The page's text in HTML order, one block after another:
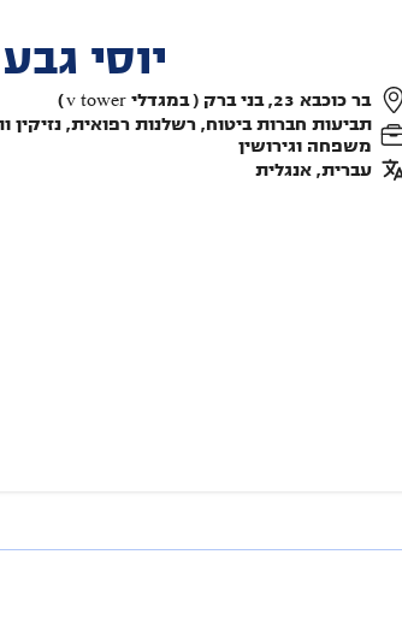
יוסי
בר כוכבא 23, בני ברק ( במגדלי v tower )
תביעות חברות ביטוח, רשלנות רפואית, נזיקין
משפחה וגירושין
עברית, אנגלית